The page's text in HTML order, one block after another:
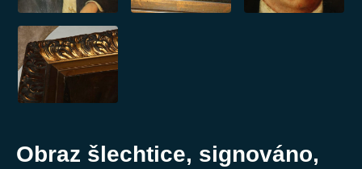
Obraz šlechtice, signováno,